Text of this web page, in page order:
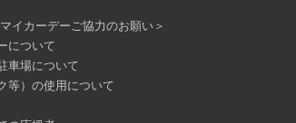
イカーデーご協力のお願い＞
について
車場について
等）の使用について